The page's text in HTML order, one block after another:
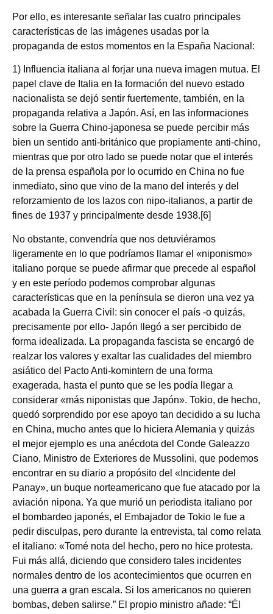
Por ello, es interesante señalar las cuatro principales
características de las imágenes usadas por la
propaganda de estos momentos en la España Nacional:
1) Influencia italiana al forjar una nueva imagen mutua. El
papel clave de Italia en la formación del nuevo estado
nacionalista se dejó sentir fuertemente, también, en la
propaganda relativa a Japón. Así, en las informaciones
sobre la Guerra Chino‑japonesa se puede percibir más
bien un sentido anti‑británico que propiamente anti‑chino,
mientras que por otro lado se puede notar que el interés
de la prensa española por lo ocurrido en China no fue
inmediato, sino que vino de la mano del interés y del
reforzamiento de los lazos con nipo-italianos, a partir de
fines de 1937 y principalmente desde 1938.[6]
No obstante, convendría que nos detuviéramos
ligeramente en lo que podríamos llamar el «niponismo»
italiano porque se puede afirmar que precede al español
y en este período podemos comprobar algunas
características que en la península se dieron una vez ya
acabada la Guerra Civil: sin conocer el país ‑o quizás,
precisamente por ello‑ Japón llegó a ser percibido de
forma idealizada. La propaganda fascista se encargó de
realzar los valores y exaltar las cualidades del miembro
asiático del Pacto Anti-komintern de una forma
exagerada, hasta el punto que se les podía llegar a
considerar «más niponistas que Japón». Tokio, de hecho,
quedó sorprendido por ese apoyo tan decidido a su lucha
en China, mucho antes que lo hiciera Alemania y quizás
el mejor ejemplo es una anécdota del Conde Galeazzo
Ciano, Ministro de Exteriores de Mussolini, que podemos
encontrar en su diario a propósito del «Incidente del
Panay», un buque norteamericano que fue atacado por la
aviación nipona. Ya que murió un periodista italiano por
el bombardeo japonés, el Embajador de Tokio le fue a
pedir disculpas, pero durante la entrevista, tal como relata
el italiano: «Tomé nota del hecho, pero no hice protesta.
Fui más allá, diciendo que considero tales incidentes
normales dentro de los acontecimientos que ocurren en
una guerra a gran escala. Si los americanos no quieren
bombas, deben salirse.” El propio ministro añade: “Él